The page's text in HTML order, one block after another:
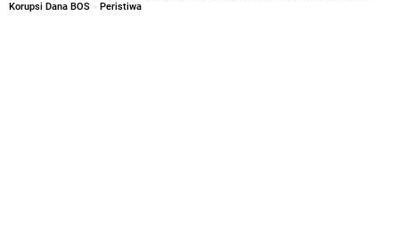
Korupsi Dana BOS » Peristiwa